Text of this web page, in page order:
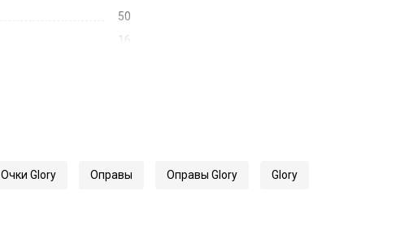
50
16
Очки Glory Оправы Оправы Glory Glory